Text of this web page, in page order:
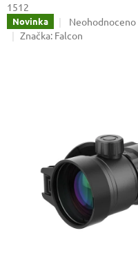
1512
Novinka
Průměrné
hodnocení
Neohodnoceno
Značka: Falcon